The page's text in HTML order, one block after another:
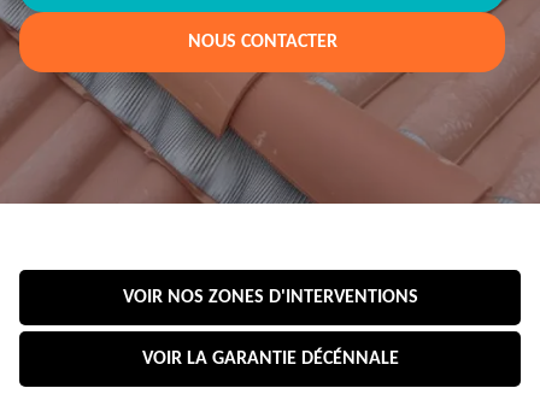
NOUS CONTACTER
VOIR NOS ZONES D'INTERVENTIONS
VOIR LA GARANTIE DÉCÉNNALE